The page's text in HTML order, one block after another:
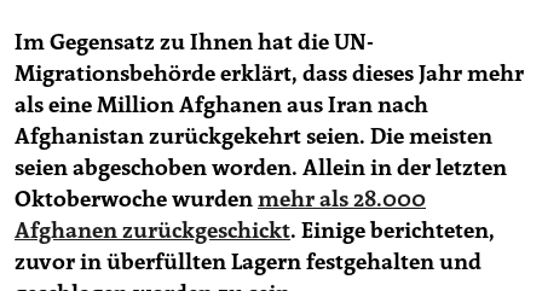
Im Gegensatz zu Ihnen hat die UN-
Migrationsbehörde erklärt, dass dieses Jahr mehr
als eine Million Afghanen aus Iran nach
Afghanistan zurückgekehrt seien. Die meisten
seien abgeschoben worden. Allein in der letzten
Oktoberwoche wurdenmehr als 28.000
Afghanen zurückgeschickt. Einige berichteten,
zuvor in überfüllten Lagern festgehalten und